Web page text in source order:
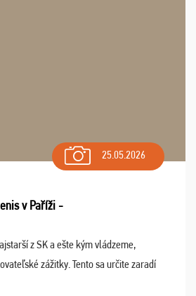
25.05.2026
v Paříži -
z SK a ešte kým vládzeme,
zážitky. Tento sa určite zaradí